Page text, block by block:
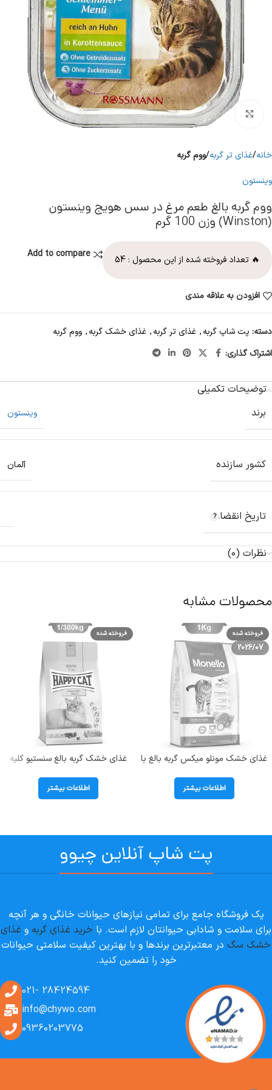
برای بزرگنمایی کلیک کنید
خانه غذای تر گربه ووم گربه
وینستون
ووم گربه بالغ طعم مرغ در سس هویج وینستون
(Winston) وزن 100 گرم
🔥 تعداد فروخته شده از این محصول :54
Add to compare
افزودن به علاقه مندی
دسته: پت شاپ گربه, غذای تر گربه, غذای خشک گربه, ووم گربه
اشتراک گذاری:
توضیحات تکمیلی
برند
وینستون
کشور سازنده آلمان
تاریخ انقضاء
نظرات (0)
محصولات مشابه
فروخته شده
2026/07
غذای خشک مونلو میکس گربه بالغ با
Mix) وزن 1 کیلوگرم (بسته بندی
اصلی)
اطلاعات بیشتر
فروخته شده
غذای خشک گربه بالغ سنستیو کلیه
1/3 کیلوگرم
اطلاعات بیشتر
پت شاپ آنلاین چیوو
یک فروشگاه جامع برای تمامی نیازهای حیوانات خانگی و هر آنچه
برای سلامت و شادابی حیوانتان لازم است. با خرید غذای گربه و غذای
خشک سگ در معتبرترین برندها و با بهترین کیفیت سلامتی حیوانات
خود را تضمین کنید.
28424594 -021
info@chywo.com
09360203775